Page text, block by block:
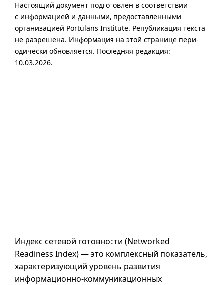
Настоя­щий доку­мент под­го­тов­лен в соот­вет­ствии
с инфор­ма­цией и дан­ными, предо­став­лен­ными
организацией Portulans Institute. Републи­ка­ция текста
не разре­шена. Инфор­ма­ция на этой стра­ни­це пери­
оди­чески обнов­ля­ется. Последняя редакция:
10.03.2026.
Индекс сетевой готовности (Networked
Readiness Index) — это комплексный показатель,
характеризующий уровень развития
информационно-коммуникационных